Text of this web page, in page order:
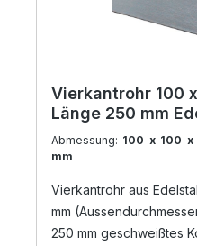
Vierkantrohr 100
Länge 250 mm
Abmessung: 100 x 100 x
mm
Vierkantrohr aus
mm
250 mm geschweißtes Konstruktionsrohr nach DIN